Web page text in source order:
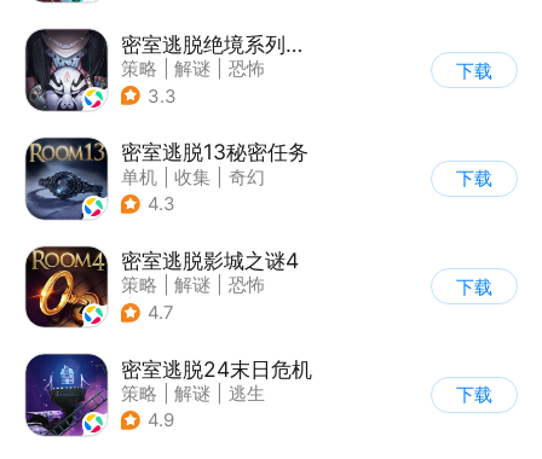
密室逃脱绝境系列8酒店惊魂
策略 解谜
恐怖
| 密室逃脱
3.3
下载
密室逃脱13秘密任务
单机 收集
奇幻
| 密室逃脱
4.3
下载
密室逃脱影城之谜4
策略 解谜
恐怖
| 密室逃脱
4.7
下载
密室逃脱24末日危机
策略 解谜
逃生
| 密室逃脱
4.9
下载